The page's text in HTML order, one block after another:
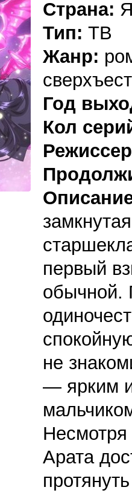
Страна:
Тип: ТВ
Жанр:
Год
Кол
первый
обычной.
не
— ярким
Несмотря
Арата